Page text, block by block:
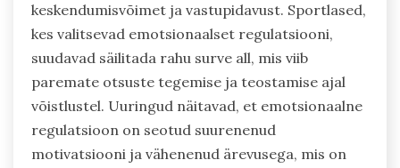
keskendumisvõimet ja vastupidavust. Sportlased,
kes valitsevad emotsionaalset regulatsiooni,
suudavad säilitada rahu surve all, mis viib
paremate otsuste tegemise ja teostamise ajal
võistlustel. Uuringud näitavad, et emotsionaalne
regulatsioon on seotud suurenenud
motivatsiooni ja vähenenud ärevusega, mis on